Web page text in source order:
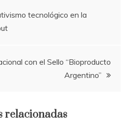
tecnológico en la
con el Sello “Bioproducto
Argentino”
relacionadas